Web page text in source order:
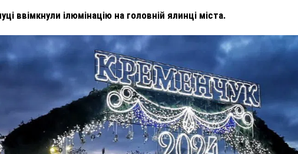
ввімкнули ілюмінацію на головній ялинці міста.